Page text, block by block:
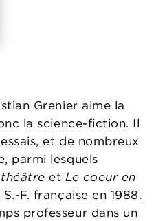
Grenier aime la
la science-fiction. Il
et de nombreux
parmi lesquels
etLe coeur en
F. française en 1988.
professeur dans un